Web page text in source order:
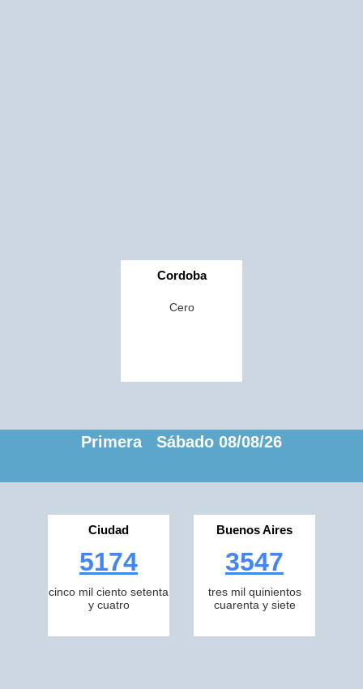
Cordoba
Cero
Primera Sábado 08/08/26
Ciudad
5174
cinco mil ciento setenta
y cuatro
Buenos Aires
3547
tres mil quinientos
cuarenta y siete